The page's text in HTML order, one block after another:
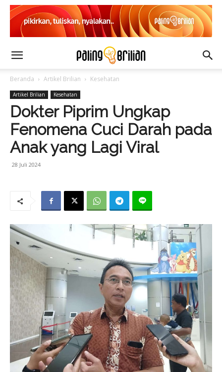
Beranda Artikel Brilian Kesehatan
Artikel Brilian Kesehatan
Dokter Piprim Ungkap
Fenomena Cuci Darah pada
Anak yang Lagi Viral
28 Juli 2024